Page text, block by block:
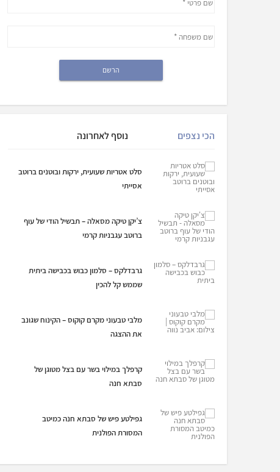
הכי נצפים נוסף לאחרונה
סלט אטריות שעועית, ירקות ובוטנים ברוטב
אסייתי
צ’יקן טיקה מסאלה – תבשיל הודי של עוף
ברוטב עגבניות קרמי
גרבדלקס – סלמון כבוש בכבישה ביתית
שממש קל להכין
מלבי טבעוני מקרם קוקוס – הקינוח שגונב
את ההצגה
קרפלך במילוי בשר עם בצל מטוגן של
סבתא חנה
גפילטע פיש של סבתא חנה כמיטב
המסורת הפולנית